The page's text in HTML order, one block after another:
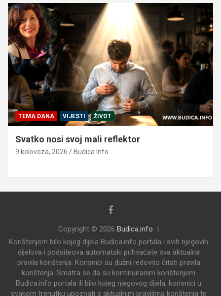
TEMA DANA VIJESTI ŽIVOT
Svatko nosi svoj mali reflektor
9 kolovoza, 2026 Budica Info
Copyright © 2026 Budica.info
Korištenjem bilo kojeg dijela Budica.info portala i svih njegovih
dijelova i podsiteova automatski prihvaćate sva aktualna
pravila korištenja. Korisnici su dužni redovito čitati pravila
korištenja. Smatra se da su kontinuiranim korištenjem
Budica.info portala ili bilo kojeg njegovog dijela, korisnici u
svakom trenutku upoznati s aktualnim pravilima korištenja te